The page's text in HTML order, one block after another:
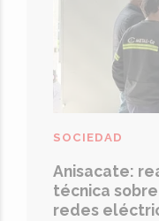
Anisacate:
técnica
redes
SOCIEDAD